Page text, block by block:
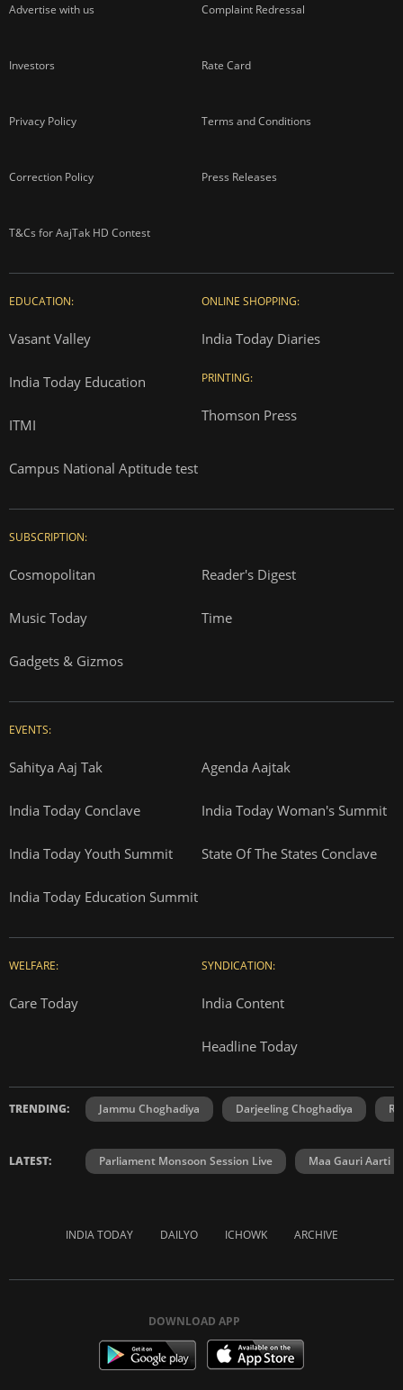
Advertise with us Complaint Redressal
Investors Rate Card
Privacy Policy Terms and Conditions
Correction Policy Press Releases
T&Cs for AajTak HD Contest
EDUCATION:
Vasant Valley
India Today Education
ITMI
Campus National Aptitude test
ONLINE SHOPPING:
India Today Diaries
PRINTING:
Thomson Press
SUBSCRIPTION:
Cosmopolitan Reader's Digest
Music Today Time
Gadgets & Gizmos
EVENTS:
Sahitya Aaj Tak Agenda Aajtak
India Today Conclave India Today Woman's Summit
India Today Youth Summit State Of The States Conclave
India Today Education Summit
WELFARE:
Care Today
SYNDICATION:
India Content
Headline Today
TRENDING: Jammu Choghadiya Darjeeling Choghadiya
LATEST: Parliament Monsoon Session Live Maa Gauri Aarti
INDIA TODAY DAILYO ICHOWK ARCHIVE
DOWNLOAD APP